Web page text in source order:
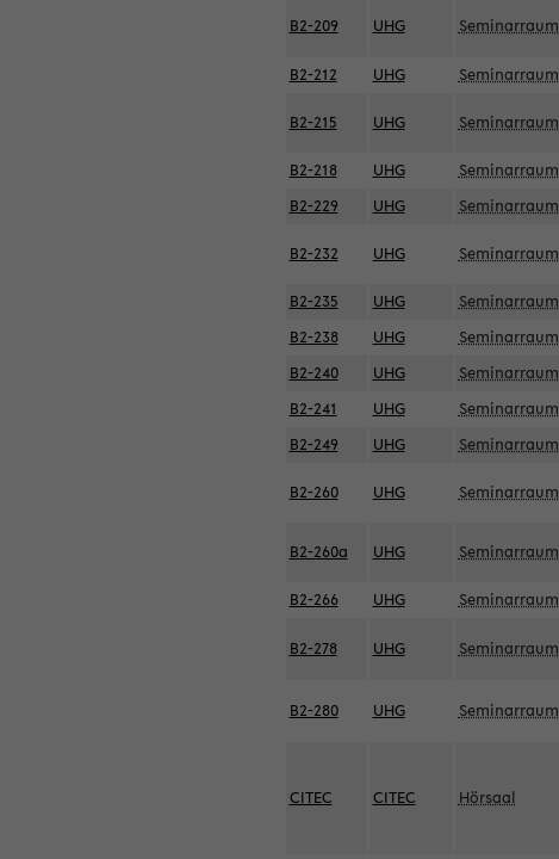
B2-209 UHG Seminarraum
B2-212 UHG Seminarraum
B2-215 UHG Seminarraum
B2-218 UHG Seminarraum
B2-229
UHG Seminarraum
B2-232 UHG Seminarraum
B2-235 UHG Seminarraum
B2-238
UHG Seminarraum
B2-240
UHG Seminarraum
B2-241
UHG Seminarraum
B2-249
UHG Seminarraum
B2-260 UHG Seminarraum
B2-260a UHG Seminarraum
B2-266 UHG Seminarraum
B2-278 UHG Seminarraum
B2-280 UHG Seminarraum
CITEC CITEC Hörsaal